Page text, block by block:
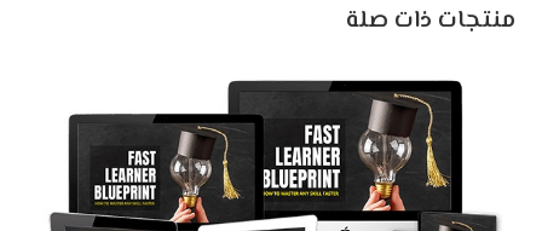
منتجات ذات صلة